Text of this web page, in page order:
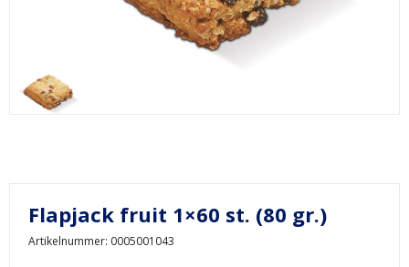
Flapjack fruit 1×60 st. (80 gr.)
Artikelnummer: 0005001043